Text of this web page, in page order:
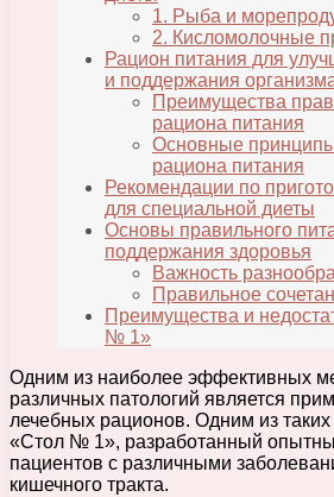
1. Рыба и
2. Кисломолочные
Рацион питания для
и поддержания
Преимущества
рациона питания
Основные
рациона питания
Рекомендации по
для специальной диеты
Основы правильного
поддержания здоровья
Важность
Правильное
Преимущества и
№ 1»
Одним из наиболее эффективных
различных патологий является
лечебных рационов. Одним из
«Стол № 1», разработанный
пациентов с различными
кишечного тракта.